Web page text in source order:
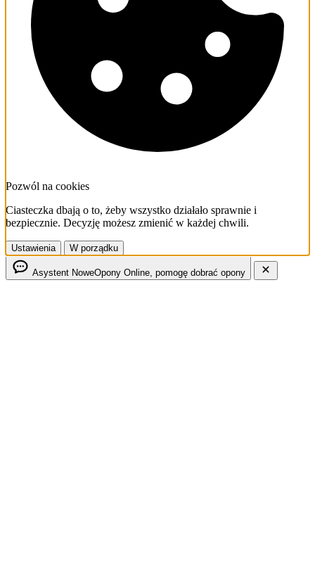
Pozwól na cookies
Ciasteczka dbają o to, żeby wszystko działało sprawnie i
bezpiecznie. Decyzję możesz zmienić w każdej chwili.
Ustawienia W porządku
Asystent NoweOpony Online, pomogę dobrać opony